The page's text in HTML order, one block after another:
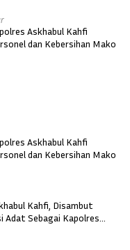
Askhabul Kahfi
dan Kebersihan Mako
Askhabul Kahfi
dan Kebersihan Mako
Kahfi, Disambut
Adat Sebagai Kapolres